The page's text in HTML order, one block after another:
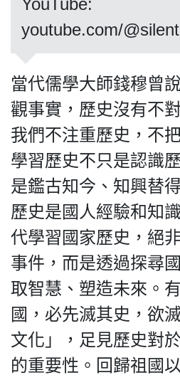
聯絡我們
私
隱
政
策
及
免
責
聲
明
©
​​​​​​​YouTube:
youtube.com/
當代儒學大師錢穆曾
觀事實，歷史沒有不
我們不注重歷史，不
學習歷史不只是認識
是鑑古知今、知興替
歷史是國人經驗和知
代學習國家歷史，絕
事件，而是透過探尋
取智慧、塑造未來。
國，必先滅其史，欲
文化」，足見歷史對
的重要性。回歸祖國